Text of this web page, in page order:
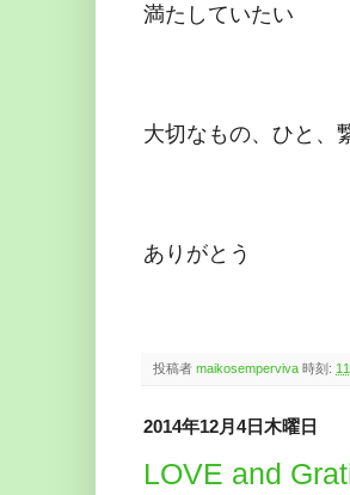
満たしていたい
大切なもの、ひと、
ありがとう
投稿者 maikosemperviva 時刻:
2014年12月4日木曜日
LOVE and